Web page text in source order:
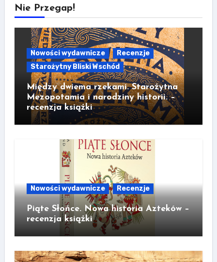
Nie Przegap!
Nowości wydawnicze
Recenzje
Starożytny Bliski Wschód
Między dwiema rzekami. Starożytna
Mezopotamia i narodziny historii. –
recenzja książki
Nowości wydawnicze Recenzje
Piąte Słońce. Nowa historia Azteków –
recenzja książki